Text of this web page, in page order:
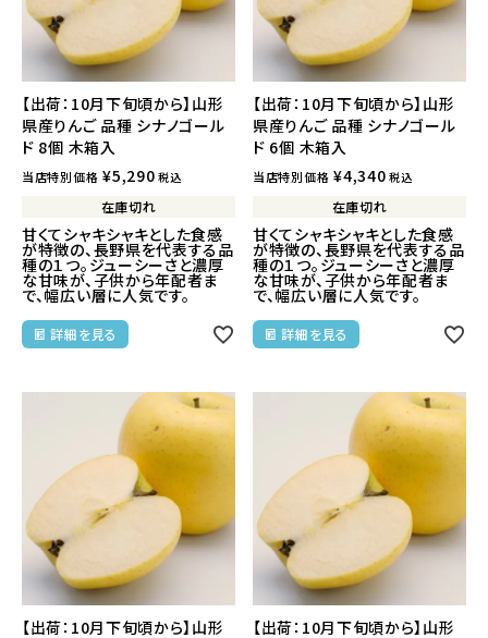
【出荷：10月下旬頃から】山形
県産りんご 品種 シナノゴール
ド 8個 木箱入
当店特別価格 ¥5,290 税込
在庫切れ
甘くてシャキシャキとした食感
が特徴の、長野県を代表する品
種の１つ。ジューシーさと濃厚
な甘味が、子供から年配者ま
で、幅広い層に人気です。
詳細を見る
【出荷：10月下旬頃から】山形
県産りんご 品種 シナノゴール
ド 6個 木箱入
当店特別価格 ¥4,340 税込
在庫切れ
甘くてシャキシャキとした食感
が特徴の、長野県を代表する品
種の１つ。ジューシーさと濃厚
な甘味が、子供から年配者ま
で、幅広い層に人気です。
詳細を見る
【出荷：10月下旬頃から】山形
【出荷：10月下旬頃から】山形